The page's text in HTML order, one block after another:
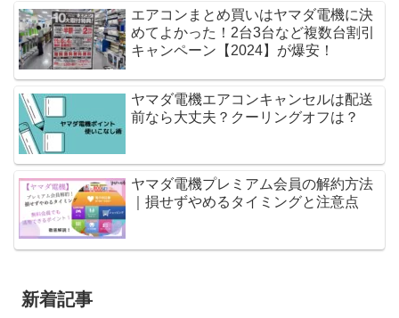
エアコンまとめ買いはヤマダ電機に決
めてよかった！2台3台など複数台割引
キャンペーン【2024】が爆安！
ヤマダ電機エアコンキャンセルは配送
前なら大丈夫？クーリングオフは？
ヤマダ電機プレミアム会員の解約方法
｜損せずやめるタイミングと注意点
新着記事